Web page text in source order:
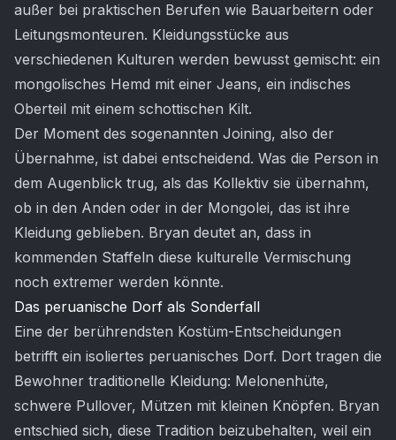
außer bei praktischen Berufen wie Bauarbeitern oder
Leitungsmonteuren. Kleidungsstücke aus
verschiedenen Kulturen werden bewusst gemischt: ein
mongolisches Hemd mit einer Jeans, ein indisches
Oberteil mit einem schottischen Kilt.
Der Moment des sogenannten Joining, also der
Übernahme, ist dabei entscheidend. Was die Person in
dem Augenblick trug, als das Kollektiv sie übernahm,
ob in den Anden oder in der Mongolei, das ist ihre
Kleidung geblieben. Bryan deutet an, dass in
kommenden Staffeln diese kulturelle Vermischung
noch extremer werden könnte.
Das peruanische Dorf als Sonderfall
Eine der berührendsten Kostüm-Entscheidungen
betrifft ein isoliertes peruanisches Dorf. Dort tragen die
Bewohner traditionelle Kleidung: Melonenhüte,
schwere Pullover, Mützen mit kleinen Knöpfen. Bryan
entschied sich, diese Tradition beizubehalten, weil ein